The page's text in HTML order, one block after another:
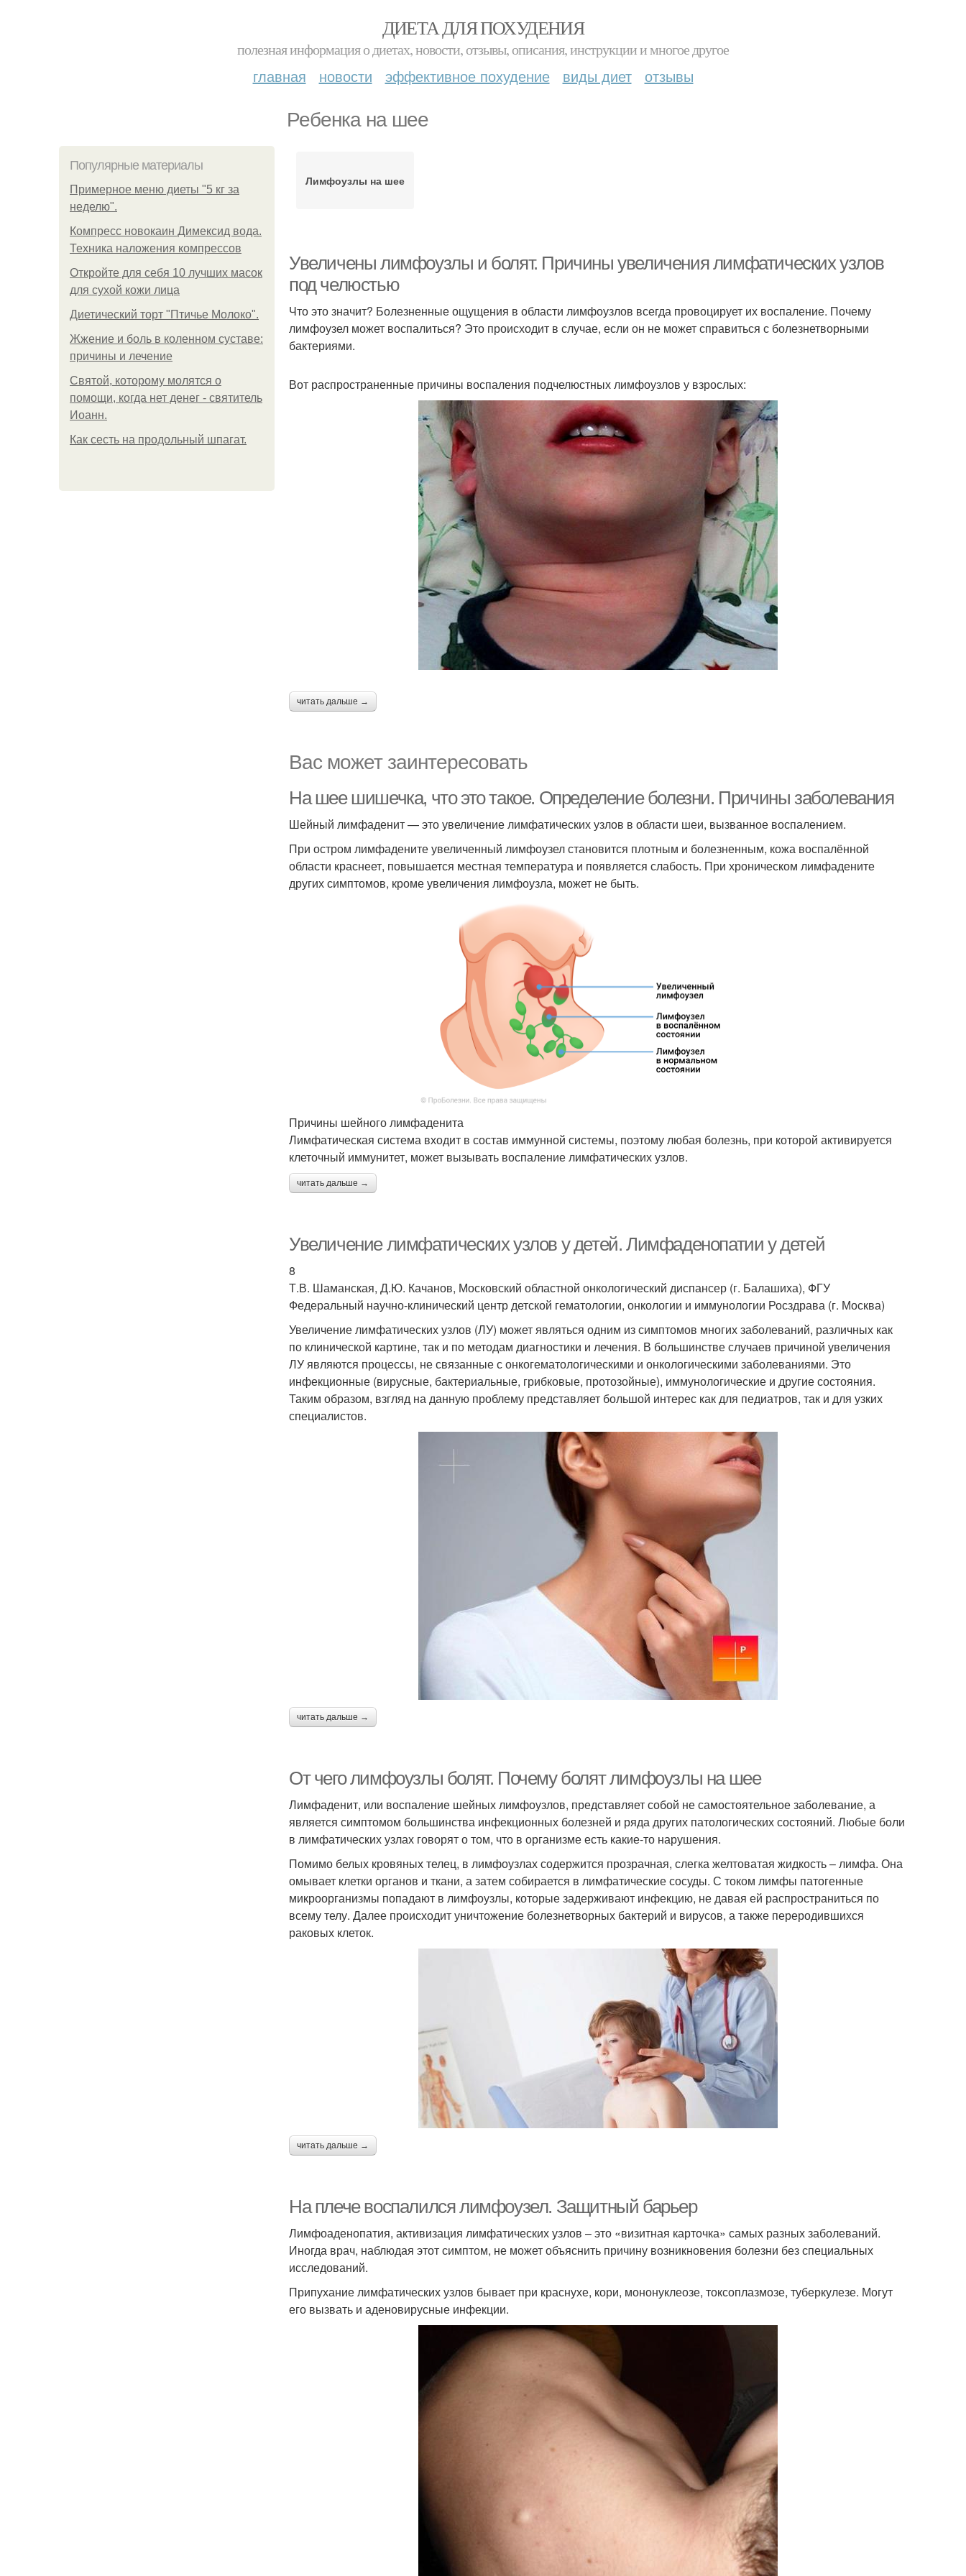
ДИЕТА ДЛЯ ПОХУДЕНИЯ
полезная информация о диетах, новости, отзывы, описания, инструкции и многое другое
главная новости эффективное похудение виды диет отзывы
Ребенка на шее
Популярные материалы
Примерное меню диеты "5 кг за
неделю".
Компресс новокаин Димексид вода.
Техника наложения компрессов
Откройте для себя 10 лучших масок
для сухой кожи лица
Диетический торт "Птичье Молоко".
Жжение и боль в коленном суставе:
причины и лечение
Святой, которому молятся о
помощи, когда нет денег - святитель
Иоанн.
Как сесть на продольный шпагат.
Лимфоузлы на шее
Увеличены лимфоузлы и болят. Причины увеличения лимфатических узлов
под челюстью
Что это значит? Болезненные ощущения в области лимфоузлов всегда провоцирует их воспаление. Почему
лимфоузел может воспалиться? Это происходит в случае, если он не может справиться с болезнетворными
бактериями.
Вот распространенные причины воспаления подчелюстных лимфоузлов у взрослых:
читать дальше →
Вас может заинтересовать
На шее шишечка, что это такое. Определение болезни. Причины заболевания
Шейный лимфаденит — это увеличение лимфатических узлов в области шеи, вызванное воспалением.
При остром лимфадените увеличенный лимфоузел становится плотным и болезненным, кожа воспалённой
области краснеет, повышается местная температура и появляется слабость. При хроническом лимфадените
других симптомов, кроме увеличения лимфоузла, может не быть.
Причины шейного лимфаденита
Лимфатическая система входит в состав иммунной системы, поэтому любая болезнь, при которой активируется
клеточный иммунитет, может вызывать воспаление лимфатических узлов.
читать дальше →
Увеличение лимфатических узлов у детей. Лимфаденопатии у детей
8
Т.В. Шаманская, Д.Ю. Качанов, Московский областной онкологический диспансер (г. Балашиха), ФГУ
Федеральный научно-клинический центр детской гематологии, онкологии и иммунологии Росздрава (г. Москва)
Увеличение лимфатических узлов (ЛУ) может являться одним из симптомов многих заболеваний, различных как
по клинической картине, так и по методам диагностики и лечения. В большинстве случаев причиной увеличения
ЛУ являются процессы, не связанные с онкогематологическими и онкологическими заболеваниями. Это
инфекционные (вирусные, бактериальные, грибковые, протозойные), иммунологические и другие состояния.
Таким образом, взгляд на данную проблему представляет большой интерес как для педиатров, так и для узких
специалистов.
читать дальше →
От чего лимфоузлы болят. Почему болят лимфоузлы на шее
Лимфаденит, или воспаление шейных лимфоузлов, представляет собой не самостоятельное заболевание, а
является симптомом большинства инфекционных болезней и ряда других патологических состояний. Любые боли
в лимфатических узлах говорят о том, что в организме есть какие-то нарушения.
Помимо белых кровяных телец, в лимфоузлах содержится прозрачная, слегка желтоватая жидкость – лимфа. Она
омывает клетки органов и ткани, а затем собирается в лимфатические сосуды. С током лимфы патогенные
микроорганизмы попадают в лимфоузлы, которые задерживают инфекцию, не давая ей распространиться по
всему телу. Далее происходит уничтожение болезнетворных бактерий и вирусов, а также переродившихся
раковых клеток.
читать дальше →
На плече воспалился лимфоузел. Защитный барьер
Лимфоаденопатия, активизация лимфатических узлов – это «визитная карточка» самых разных заболеваний.
Иногда врач, наблюдая этот симптом, не может объяснить причину возникновения болезни без специальных
исследований.
Припухание лимфатических узлов бывает при краснухе, кори, мононуклеозе, токсоплазмозе, туберкулезе. Могут
его вызвать и аденовирусные инфекции.